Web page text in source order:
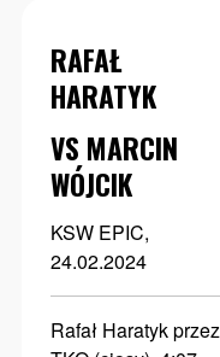
RAFAŁ
HARATYK
VS MARCIN
WÓJCIK
KSW EPIC,
24.02.2024
Rafał Haratyk przez